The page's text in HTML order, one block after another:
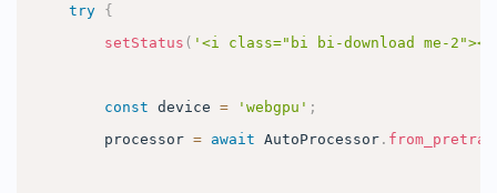
try
{
setStatus ( '<i class="bi bi-download me-2"></
const device = 'webgpu' ;
        processor
= await AutoProcessor.